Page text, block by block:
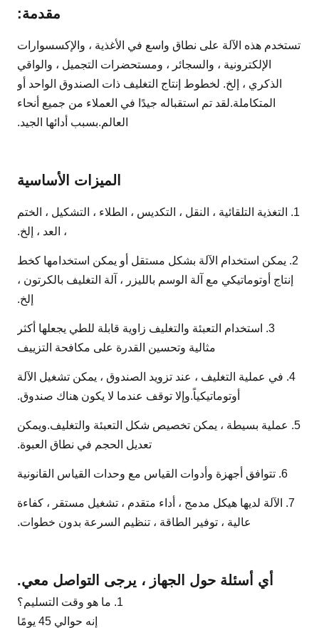
وزن الآلة 500 كجم
مقدمة:
تستخدم هذه الآلة على نطاق واسع في الأغذية ، والإكسسوارات
الإلكترونية ، والسجائر ، ومستحضرات التجميل ، والواقي
الذكري ، إلخ. لخطوط إنتاج التغليف ذات الصندوق الواحد أو
المتكاملة.لقد تم استقباله جيدًا في العملاء من جميع أنحاء
العالم.بسبب أدائها الجيد.
الميزات الأساسية
1. التغذية التلقائية ، النقل ، التكديس ، الطلاء ، التشكيل ، الختم
، العد ، إلخ.
2. يمكن استخدام الآلة بشكل مستقل أو يمكن استخدامها كخط
إنتاج أوتوماتيكي مع آلة الوسم بالليزر ، آلة التغليف بالكرتون ،
إلخ.
3. استخدام التعبئة والتغليف زاوية قابلة للطي يجعلها أكثر
مثالية وتحسين القدرة على مكافحة التزييف
4. في عملية التغليف ، عند تزويد الصندوق ، يمكن تشغيل الآلة
أوتوماتيكياً.وإلا توقف عندما لا يكون هناك صندوق.
5. عملية بسيطة ، يمكن تخصيص شكل التعبئة والتغليف.ويمكن
تعديل الحجم في نطاق العبوة.
6. تتوافق أجهزة وأدوات القياس مع وحدات القياس القانونية
7. الآلة لديها هيكل مدمج ، أداء متقدم ، تشغيل مستقر ، كفاءة
عالية ، توفير الطاقة ، تنظيم السرعة بدون خطوات.
أي أسئلة حول الجهاز ، يرجى التواصل معي.
1. ما هو وقت التسليم؟
إنه حوالي 45 يومًا